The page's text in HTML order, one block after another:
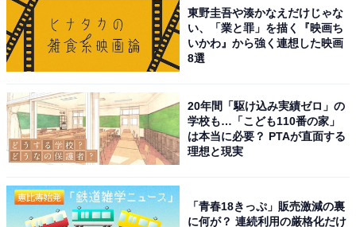
東野圭吾や湊かなえだけじゃな
い、「業と罪」を描く『映画ち
いかわ』から強く連想した映画
8選
20年間「駆け込み実績ゼロ」の
学校も…「こども110番の家」
は本当に必要？ PTAが直面する
理想と現実
「青春18きっぷ」販売激減の裏
に何が？ 連続利用の厳格化だけ